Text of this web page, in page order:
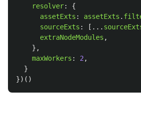
resolver:
{
assetExts : assetExts .
sourceExts : [...
extraNodeModules ,
},
maxWorkers : 2 ,
}
})()